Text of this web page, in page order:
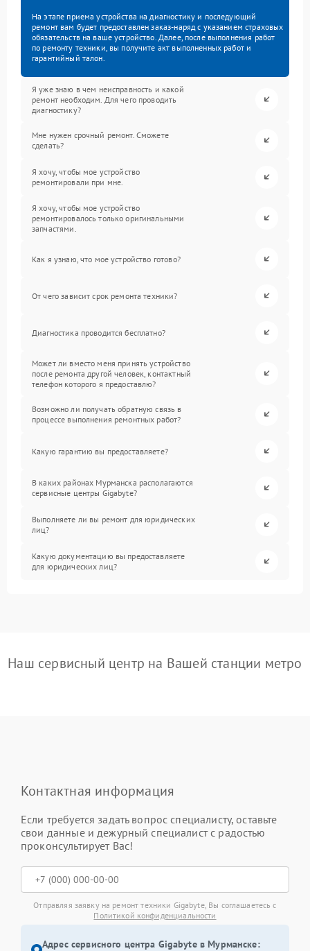
На этапе приема устройства на диагностику и последующий
ремонт вам будет предоставлен заказ-наряд с указанием страховых
обязательств на ваше устройство. Далее, после выполнения работ
по ремонту техники, вы получите акт выполненных работ и
гарантийный талон.
Я уже знаю в чем неисправность и какой
ремонт необходим. Для чего проводить
диагностику?
Мне нужен срочный ремонт. Сможете
сделать?
Я хочу, чтобы мое устройство
ремонтировали при мне.
Я хочу, чтобы мое устройство
ремонтировалось только оригинальными
запчастями.
Как я узнаю, что мое устройство готово?
От чего зависит срок ремонта техники?
Диагностика проводится бесплатно?
Может ли вместо меня принять устройство
после ремонта другой человек, контактный
телефон которого я предоставлю?
Возможно ли получать обратную связь в
процессе выполнения ремонтных работ?
Какую гарантию вы предоставляете?
В каких районах Мурманска располагаются
сервисные центры Gigabyte?
Выполняете ли вы ремонт для юридических
лиц?
Какую документацию вы предоставляете
для юридических лиц?
Наш сервисный центр на Вашей станции метро
Контактная информация
Если требуется задать вопрос специалисту, оставьте
свои данные и дежурный специалист с радостью
проконсультирует Вас!
Отправляя заявку на ремонт техники Gigabyte, Вы соглашаетесь с
Политикой конфиденциальности
Адрес сервисного центра Gigabyte в Мурманске: